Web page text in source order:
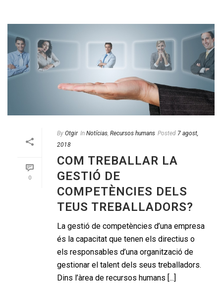
0
By Otgir In Notícias, Recursos humans Posted 7 agost,
2018
COM TREBALLAR LA
GESTIÓ DE
COMPETÈNCIES DELS
TEUS TREBALLADORS?
La gestió de competències d’una empresa
és la capacitat que tenen els directius o
els responsables d’una organització de
gestionar el talent dels seus treballadors.
Dins l’àrea de recursos humans [...]